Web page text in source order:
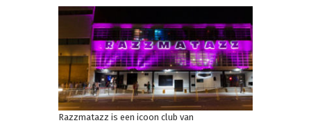
Razzmatazz is een icoon club van